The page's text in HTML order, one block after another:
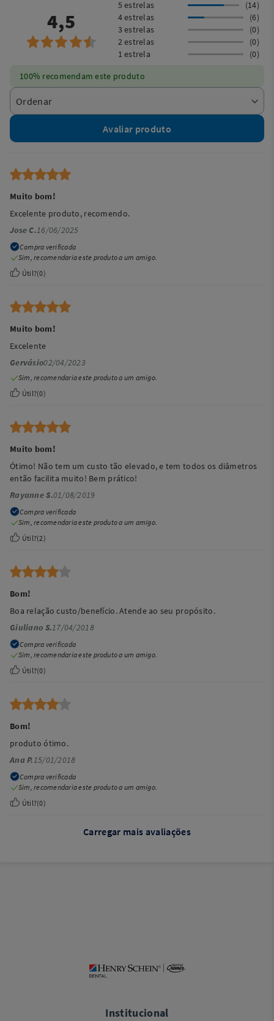
4,5
5 estrelas
(14)
4 estrelas
(6)
3 estrelas
(0)
2 estrelas
(0)
1 estrela
(0)
100% recomendam este produto
Avaliar produto
Muito bom!
Excelente produto, recomendo.
Jose C.16/06/2025
Compra verificada
Sim, recomendaria este produto a um amigo.
Útil?(0)
Muito bom!
Excelente
Gervásio02/04/2023
Sim, recomendaria este produto a um amigo.
Útil?(0)
Muito bom!
Ótimo! Não tem um custo tão elevado, e tem todos os diâmetros
então facilita muito! Bem prático!
Rayanne S.01/08/2019
Compra verificada
Sim, recomendaria este produto a um amigo.
Útil?(2)
Bom!
Boa relação custo/benefício. Atende ao seu propósito.
Giuliano S.17/04/2018
Compra verificada
Sim, recomendaria este produto a um amigo.
Útil?(0)
Bom!
produto ótimo.
Ana P.15/01/2018
Compra verificada
Sim, recomendaria este produto a um amigo.
Útil?(0)
Carregar mais avaliações
Institucional